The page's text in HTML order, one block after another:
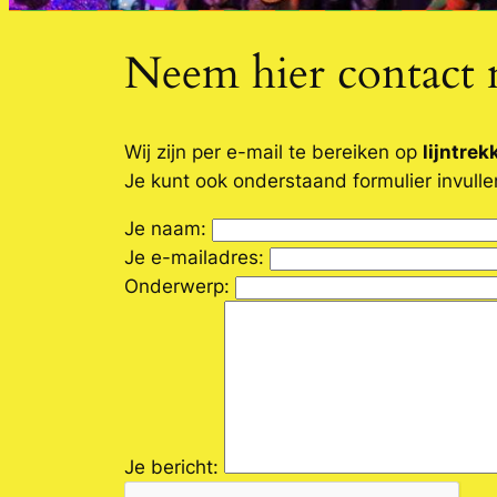
Neem hier contact
Wij zijn per e-mail te bereiken op
Je kunt ook onderstaand formulier
Je naam:
Je e-mailadres:
Onderwerp:
Je bericht: